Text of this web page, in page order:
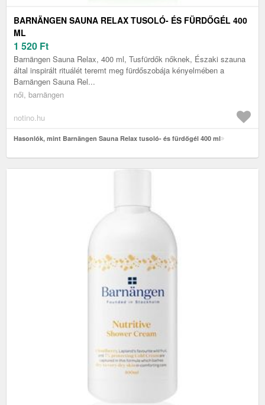
BARNÄNGEN SAUNA RELAX TUSOLÓ- ÉS FÜRDŐGÉL 400
ML
1 520 Ft
Barnängen Sauna Relax, 400 ml, Tusfürdők nőknek, ​​Északi szauna
által inspirált rituálét teremt meg fürdőszobája kényelmében a
Barnängen Sauna Rel...
női, barnängen
notino.hu
Hasonlók, mint Barnängen Sauna Relax tusoló- és fürdőgél 400 ml